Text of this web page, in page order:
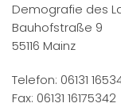
Demografie des
Bauhofstraße 9
55116 Mainz
Telefon: 06131
Fax: 06131 16175342